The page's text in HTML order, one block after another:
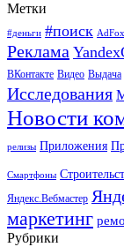
Метки
#деньги #поиск AdFox
Реклама
ВКонтакте Видео Выдача
Исследования
Новости
релизы Приложения
Смартфоны
Яндекс.Вебмастер
маркетинг
Рубрики